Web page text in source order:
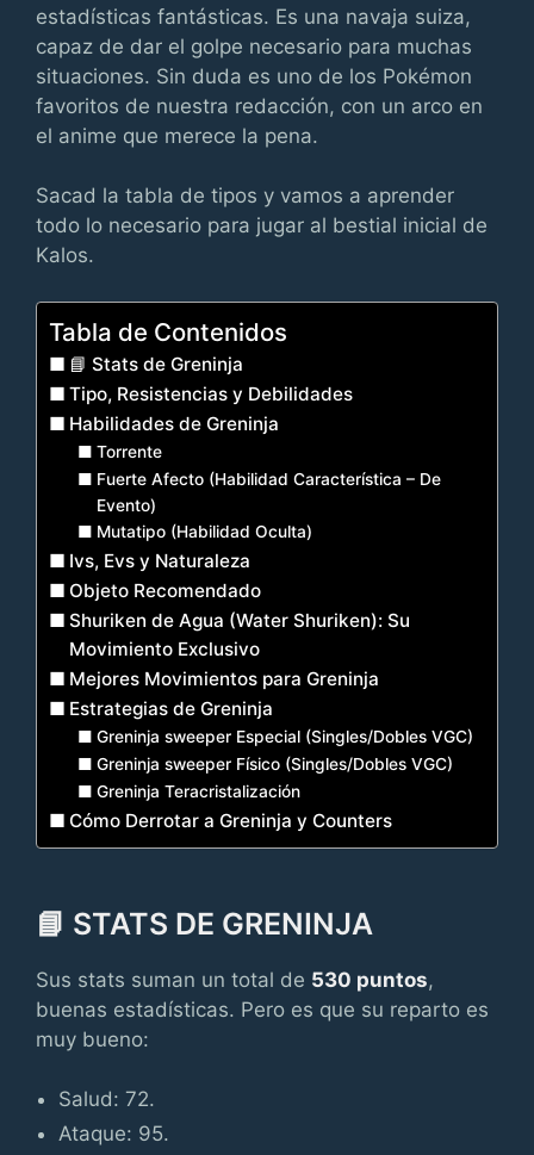
estadísticas fantásticas. Es una navaja suiza,
capaz de dar el golpe necesario para muchas
situaciones. Sin duda es uno de los Pokémon
favoritos de nuestra redacción, con un arco en
el anime que merece la pena.
Sacad la tabla de tipos y vamos a aprender
todo lo necesario para jugar al bestial inicial de
Kalos.
Tabla de Contenidos
📘 Stats de Greninja
Tipo, Resistencias y Debilidades
Habilidades de Greninja
Torrente
Fuerte Afecto (Habilidad Característica – De
Evento)
Mutatipo (Habilidad Oculta)
Ivs, Evs y Naturaleza
Objeto Recomendado
Shuriken de Agua (Water Shuriken): Su
Movimiento Exclusivo
Mejores Movimientos para Greninja
Estrategias de Greninja
Greninja sweeper Especial (Singles/Dobles VGC)
Greninja sweeper Físico (Singles/Dobles VGC)
Greninja Teracristalización
Cómo Derrotar a Greninja y Counters
📘 STATS DE GRENINJA
Sus stats suman un total de 530 puntos,
buenas estadísticas. Pero es que su reparto es
muy bueno:
Salud: 72.
Ataque: 95.